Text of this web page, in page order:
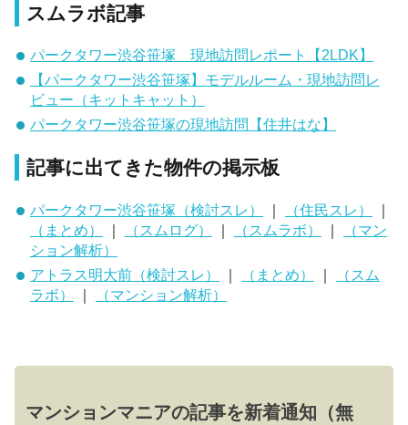
スムラボ記事
パークタワー渋谷笹塚 現地訪問レポート【2LDK】
【パークタワー渋谷笹塚】モデルルーム・現地訪問レ
ビュー（キットキャット）
パークタワー渋谷笹塚の現地訪問【住井はな】
記事に出てきた物件の掲示板
パークタワー渋谷笹塚（検討スレ） ｜ （住民スレ）
｜
（まとめ）
｜ （スムログ） ｜ （スムラボ） ｜
（マン
ション解析）
アトラス明大前（検討スレ）
｜ （まとめ） ｜
（スム
ラボ）
｜ （マンション解析）
マンションマニアの記事を新着通知（無